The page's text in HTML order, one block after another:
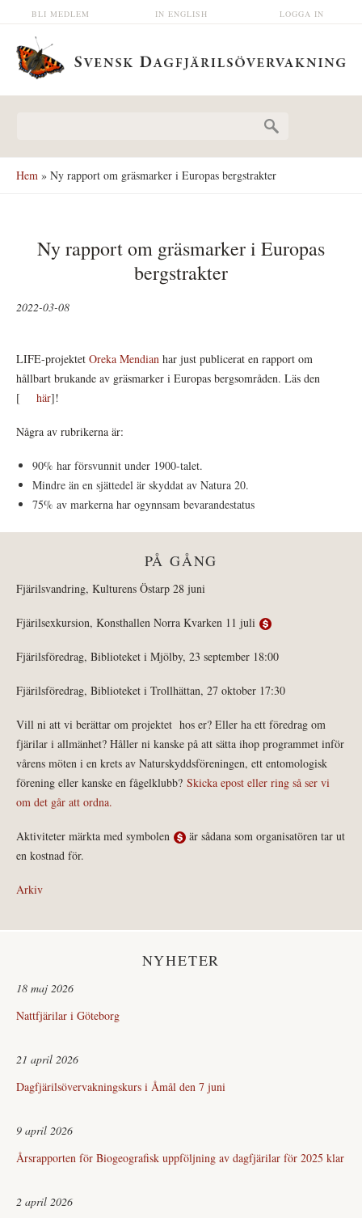
Hoppa till huvudinnehåll LOGGA IN
IN ENGLISH
BLI MEDLEM
Hem » Ny rapport om gräsmarker i Europas bergstrakter
Ny rapport om gräsmarker i Europas
bergstrakter
2022-03-08
LIFE-projektet Oreka Mendian har just publicerat en rapport om
hållbart brukande av gräsmarker i Europas bergsområden. Läs den
[
här]!
Några av rubrikerna är:
90% har försvunnit under 1900-talet.
Mindre än en sjättedel är skyddat av Natura 20.
75% av markerna har ogynnsam bevarandestatus
PÅ GÅNG
Fjärilsvandring, Kulturens Östarp 28 juni
Fjärilsexkursion, Konsthallen Norra Kvarken 11 juli
Fjärilsföredrag, Biblioteket i Mjölby, 23 september 18:00
Fjärilsföredrag, Biblioteket i Trollhättan, 27 oktober 17:30
Vill ni att vi berättar om projektet hos er? Eller ha ett föredrag om
fjärilar i allmänhet? Håller ni kanske på att sätta ihop programmet inför
vårens möten i en krets av Naturskyddsföreningen, ett entomologisk
förening eller kanske en fågelklubb? Skicka epost eller ring så ser vi
om det går att ordna.
Aktiviteter märkta med symbolen
är sådana som organisatören tar ut
en kostnad för.
Arkiv
NYHETER
18 maj 2026
Nattfjärilar i Göteborg
21 april 2026
Dagfjärilsövervakningskurs i Åmål den 7 juni
9 april 2026
Årsrapporten för Biogeografisk uppföljning av dagfjärilar för 2025 klar
2 april 2026